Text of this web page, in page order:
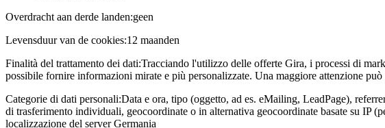
Overdracht aan derde landen:geen
Levensduur van de cookies:12 maanden
Finalità del trattamento dei dati:Tracciando l'utilizzo delle offerte Gira, i processi di
possibile fornire informazioni mirate e più personalizzate. Una maggiore attenzione
Categorie di dati personali:Data e ora, tipo (oggetto, ad es. eMailing, LeadPage),
di trasferimento individuali, geocoordinate o in alternativa geocoordinate basate su
localizzazione del server Germania